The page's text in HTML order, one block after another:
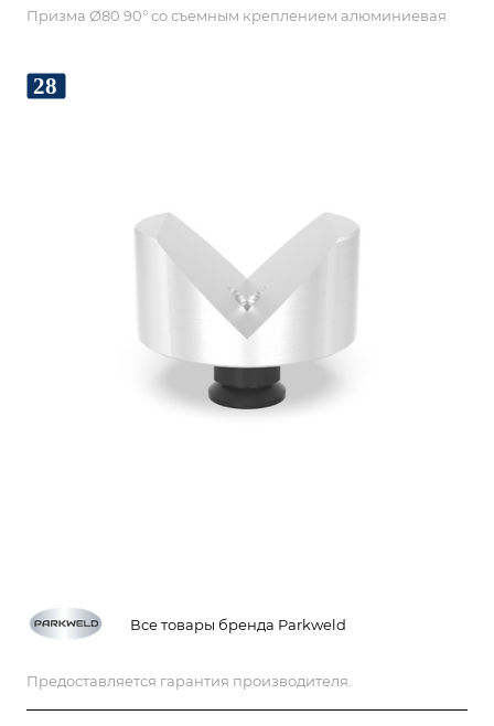
Призма Ø80 90° со съемным креплением алюминиевая
Все товары бренда Parkweld
Предоставляется гарантия производителя.